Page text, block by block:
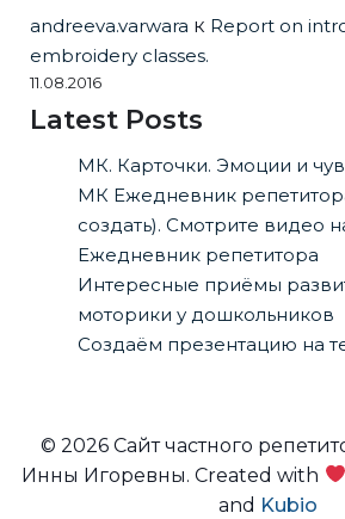
andreeva.varwara к Report on
embroidery classes.
11.08.2016
Latest Posts
МК. Карточки. Эмоции и
МК Ежедневник
создать). Смотрите видео
Ежедневник репетитора
Интересные приёмы
моторики у дошкольников
Создаём презентацию на
© 2026 Сайт частного
Инны Игоревны. Created with
and Kubio